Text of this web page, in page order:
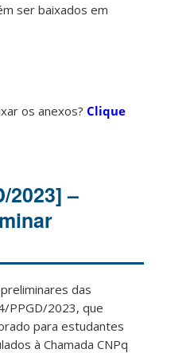
ser baixados em
os anexos?Clique
2023] –
das
PPGD/2023, que
para estudantes
à Chamada CNPq